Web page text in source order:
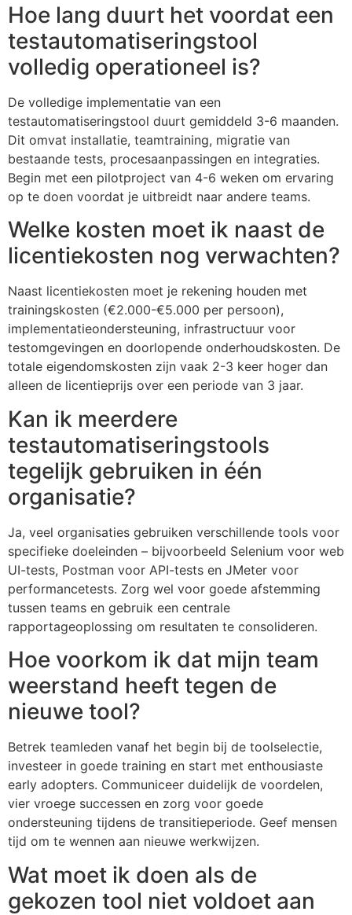
Hoe lang duurt het voordat een
testautomatiseringstool
volledig operationeel is?
De volledige implementatie van een
testautomatiseringstool duurt gemiddeld 3-6 maanden.
Dit omvat installatie, teamtraining, migratie van
bestaande tests, procesaanpassingen en integraties.
Begin met een pilotproject van 4-6 weken om ervaring
op te doen voordat je uitbreidt naar andere teams.
Welke kosten moet ik naast de
licentiekosten nog verwachten?
Naast licentiekosten moet je rekening houden met
trainingskosten (€2.000-€5.000 per persoon),
implementatieondersteuning, infrastructuur voor
testomgevingen en doorlopende onderhoudskosten. De
totale eigendomskosten zijn vaak 2-3 keer hoger dan
alleen de licentieprijs over een periode van 3 jaar.
Kan ik meerdere
testautomatiseringstools
tegelijk gebruiken in één
organisatie?
Ja, veel organisaties gebruiken verschillende tools voor
specifieke doeleinden – bijvoorbeeld Selenium voor web
UI-tests, Postman voor API-tests en JMeter voor
performancetests. Zorg wel voor goede afstemming
tussen teams en gebruik een centrale
rapportageoplossing om resultaten te consolideren.
Hoe voorkom ik dat mijn team
weerstand heeft tegen de
nieuwe tool?
Betrek teamleden vanaf het begin bij de toolselectie,
investeer in goede training en start met enthousiaste
early adopters. Communiceer duidelijk de voordelen,
vier vroege successen en zorg voor goede
ondersteuning tijdens de transitieperiode. Geef mensen
tijd om te wennen aan nieuwe werkwijzen.
Wat moet ik doen als de
gekozen tool niet voldoet aan